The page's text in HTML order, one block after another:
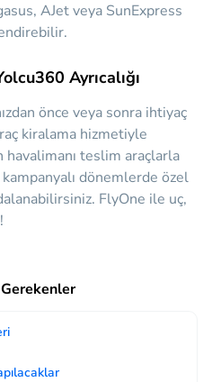
AJet veya SunExpress
Ayrıcalığı
önce veya sonra ihtiyaç
kiralama hizmetiyle
havalimanı teslim araçlarla
kampanyalı dönemlerde özel
FlyOne ile uç,